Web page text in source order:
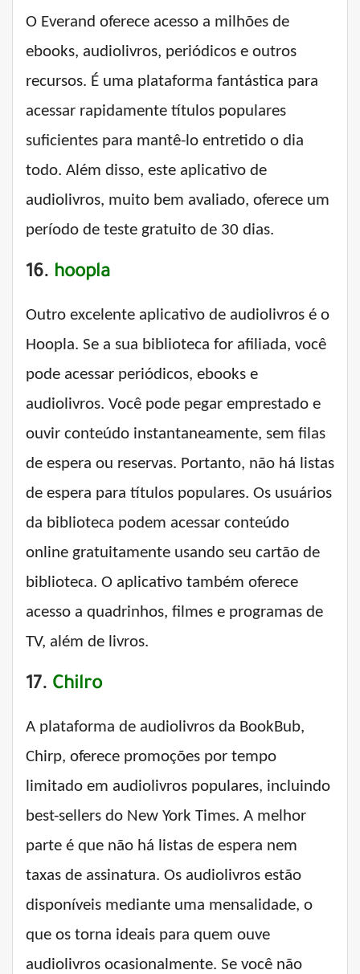
O Everand oferece acesso a milhões de
ebooks, audiolivros, periódicos e outros
recursos. É uma plataforma fantástica para
acessar rapidamente títulos populares
suficientes para mantê-lo entretido o dia
todo. Além disso, este aplicativo de
audiolivros, muito bem avaliado, oferece um
período de teste gratuito de 30 dias.
16. hoopla
Outro excelente aplicativo de audiolivros é o
Hoopla. Se a sua biblioteca for afiliada, você
pode acessar periódicos, ebooks e
audiolivros. Você pode pegar emprestado e
ouvir conteúdo instantaneamente, sem filas
de espera ou reservas. Portanto, não há listas
de espera para títulos populares. Os usuários
da biblioteca podem acessar conteúdo
online gratuitamente usando seu cartão de
biblioteca. O aplicativo também oferece
acesso a quadrinhos, filmes e programas de
TV, além de livros.
17. Chilro
A plataforma de audiolivros da BookBub,
Chirp, oferece promoções por tempo
limitado em audiolivros populares, incluindo
best-sellers do New York Times. A melhor
parte é que não há listas de espera nem
taxas de assinatura. Os audiolivros estão
disponíveis mediante uma mensalidade, o
que os torna ideais para quem ouve
audiolivros ocasionalmente. Se você não